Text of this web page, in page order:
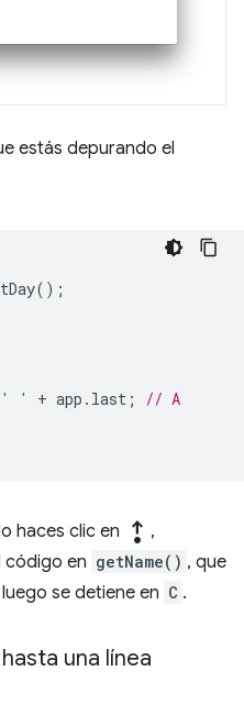
estás depurando el
();
' ' + app . last ;
// A
haces clic en step_out ,
código en getName() , que
se detiene en C .
una línea